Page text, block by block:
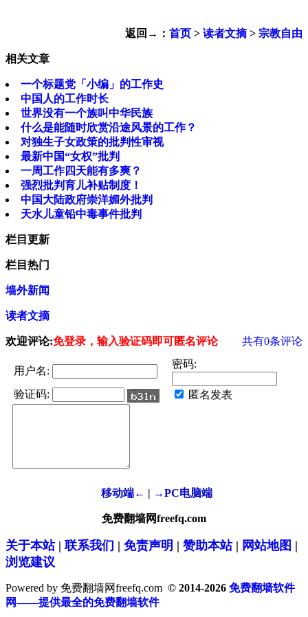
返回→： 首页 > 读者文摘> 宗教自由
相关文章
一个标题党「小编」的工作史
中国人的工作时长
世界没有一个族叫中华民族
什么是能随时欣赏沿途风景的工作？
对独生子女政策的批判性审视
最新中国“女权”批判
一周工作四天能有多爽？
强烈批判育儿补贴制度！
中国大陆政府崇洋媚外批判
天水儿童铅中毒事件批判
栏目更新
栏目热门
墙外新闻
读者文摘
欢迎评论:免登录，输入验证码即可匿名评论 共有0条评论
用户名:
密码:
验证码: 匿名发表
移动端← | →PC电脑端
免费翻墙网freefq.com
关于本站| 联系我们 | 免责声明 | 赞助本站| 网站地图 |
浏览建议
Powered by 免费翻墙网freefq.com © 2014-2026 免费翻墙软件
网——提供最全的免费翻墙软件